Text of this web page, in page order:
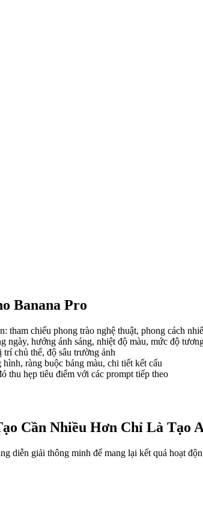
Banana Pro
tham chiếu phong trào nghệ thuật, phong cách
ngày, hướng ánh sáng, nhiệt độ màu, mức độ
chủ thể, độ sâu trường ảnh
ràng buộc bảng màu, chi tiết kết cấu
thu hẹp tiêu điểm với các prompt tiếp theo
Cần Nhiều Hơn Chỉ Là Tạo
diễn giải thông minh để mang lại kết quả hoạt